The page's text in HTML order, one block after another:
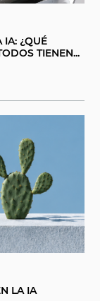
IA: ¿QUÉ
TIENEN...
LA IA